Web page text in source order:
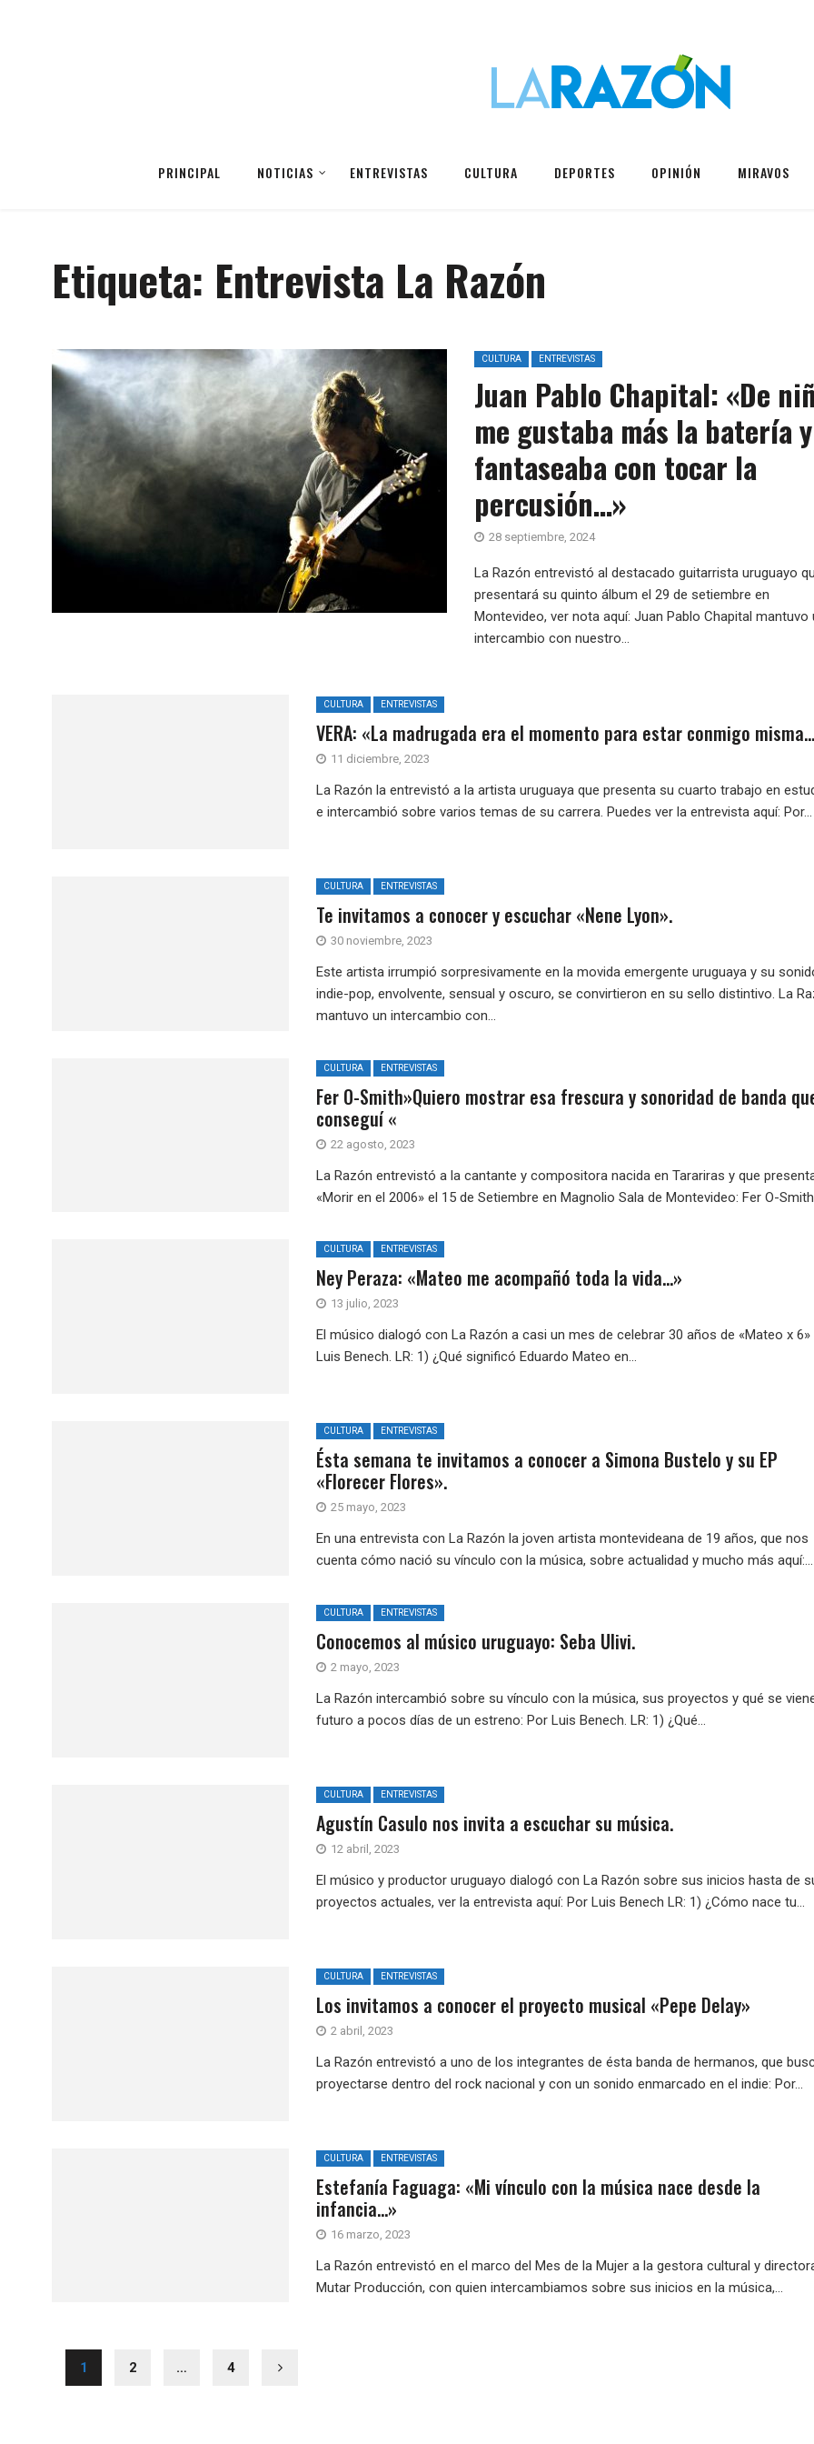
PRINCIPAL NOTICIAS ENTREVISTAS CULTURA DEPORTES OPINIÓN MIRAVOS
Etiqueta: Entrevista La Razón
CULTURA ENTREVISTAS
Juan Pablo Chapital: «De
me gustaba más la batería y
fantaseaba con tocar la
percusión…»
28 septiembre, 2024
La Razón entrevistó al destacado guitarrista uruguayo
presentará su quinto álbum el 29 de setiembre en
Montevideo, ver nota aquí: Juan Pablo Chapital mantuvo
intercambio con nuestro...
CULTURA ENTREVISTAS
VERA: «La madrugada era el momento para estar conmigo
11 diciembre, 2023
La Razón la entrevistó a la artista uruguaya que presenta su cuarto trabajo en
e intercambió sobre varios temas de su carrera. Puedes ver la entrevista aquí: Por...
CULTURA ENTREVISTAS
Te invitamos a conocer y escuchar «Nene Lyon».
30 noviembre, 2023
Este artista irrumpió sorpresivamente en la movida emergente uruguaya y su
indie-pop, envolvente, sensual y oscuro, se convirtieron en su sello distintivo. La
mantuvo un intercambio con...
CULTURA ENTREVISTAS
Fer O-Smith»Quiero mostrar esa frescura y sonoridad de banda
conseguí «
22 agosto, 2023
La Razón entrevistó a la cantante y compositora nacida en Tarariras y que
«Morir en el 2006» el 15 de Setiembre en Magnolio Sala de Montevideo: Fer O-
CULTURA ENTREVISTAS
Ney Peraza: «Mateo me acompañó toda la vida…»
13 julio, 2023
El músico dialogó con La Razón a casi un mes de celebrar 30 años de «Mateo x 6»
Luis Benech. LR: 1) ¿Qué significó Eduardo Mateo en...
CULTURA ENTREVISTAS
Ésta semana te invitamos a conocer a Simona Bustelo y su EP
«Florecer Flores».
25 mayo, 2023
En una entrevista con La Razón la joven artista montevideana de 19 años, que nos
cuenta cómo nació su vínculo con la música, sobre actualidad y mucho más aquí:...
CULTURA ENTREVISTAS
Conocemos al músico uruguayo: Seba Ulivi.
2 mayo, 2023
La Razón intercambió sobre su vínculo con la música, sus proyectos y qué se
futuro a pocos días de un estreno: Por Luis Benech. LR: 1) ¿Qué...
CULTURA ENTREVISTAS
Agustín Casulo nos invita a escuchar su música.
12 abril, 2023
El músico y productor uruguayo dialogó con La Razón sobre sus inicios hasta de
proyectos actuales, ver la entrevista aquí: Por Luis Benech LR: 1) ¿Cómo nace tu...
CULTURA ENTREVISTAS
Los invitamos a conocer el proyecto musical «Pepe Delay»
2 abril, 2023
La Razón entrevistó a uno de los integrantes de ésta banda de hermanos, que
proyectarse dentro del rock nacional y con un sonido enmarcado en el indie: Por...
CULTURA ENTREVISTAS
Estefanía Faguaga: «Mi vínculo con la música nace desde la
infancia…»
16 marzo, 2023
La Razón entrevistó en el marco del Mes de la Mujer a la gestora cultural y
Mutar Producción, con quien intercambiamos sobre sus inicios en la música,...
1 2 … 4